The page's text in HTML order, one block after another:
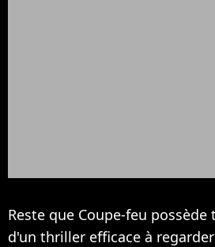
Reste que Coupe-feu
d'un thriller efficace à